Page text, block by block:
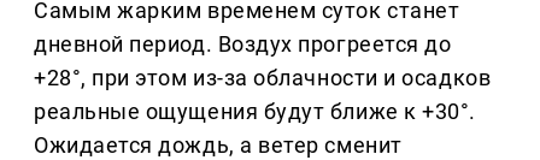
Самым жарким временем суток станет
дневной период. Воздух прогреется до
+28°, при этом из-за облачности и осадков
реальные ощущения будут ближе к +30°.
Ожидается дождь, а ветер сменит